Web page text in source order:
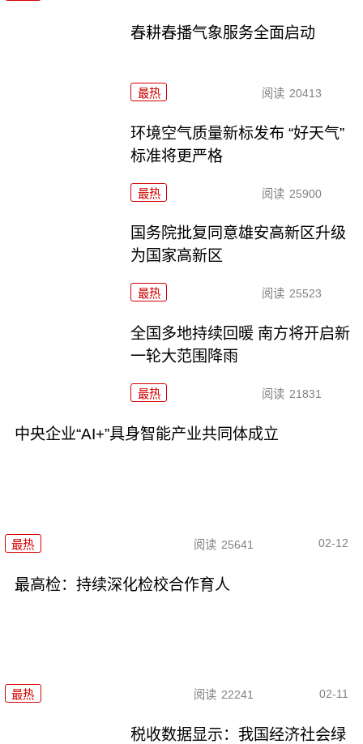
春耕春播气象服务全面启动
最热 阅读 20413
环境空气质量新标发布 “好天气”
标准将更严格
最热 阅读 25900
国务院批复同意雄安高新区升级
为国家高新区
最热 阅读 25523
全国多地持续回暖 南方将开启新
一轮大范围降雨
最热 阅读 21831
中央企业“AI+”具身智能产业共同体成立
最热 阅读 25641 02-12
最高检：持续深化检校合作育人
最热 阅读 22241 02-11
税收数据显示：我国经济社会绿